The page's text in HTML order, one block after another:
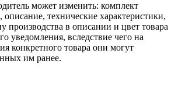
может изменить: комплект
описание, технические характеристики,
производства в описании и цвет товара
уведомления, вследствие чего на
конкретного товара они могут
им ранее.